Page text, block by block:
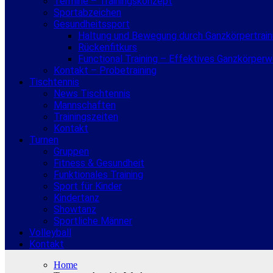
Sportabzeichen
Gesundheitssport
Haltung und Bewegung durch
Rückenfitkurs
Functional Training – Effektives
Kontakt – Probetraining
Tischtennis
News Tischtennis
Mannschaften
Trainingszeiten
Kontakt
Turnen
Gruppen
Fitness & Gesundheit
Funktionales Training
Sport für Kinder
Kindertanz
Showtanz
Sportliche Männer
Volleyball
Kontakt
Home